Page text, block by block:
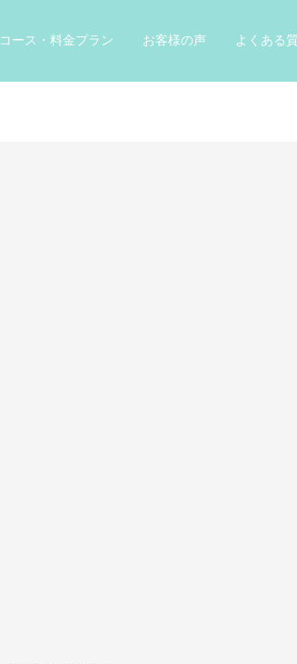
コース・料金プラン お客様の声 よくある